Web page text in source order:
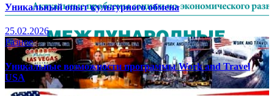
Уникальный опыт культурного обмена
25.02.2026
Разное
Уникальные возможности программы Work and Travel
USA